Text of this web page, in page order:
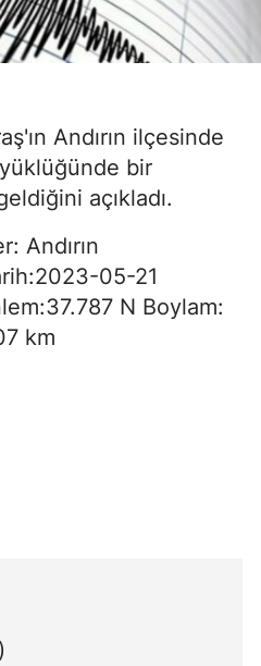
Andırın ilçesinde
bir
açıkladı.
Andırın
05-21
N Boylam:
km